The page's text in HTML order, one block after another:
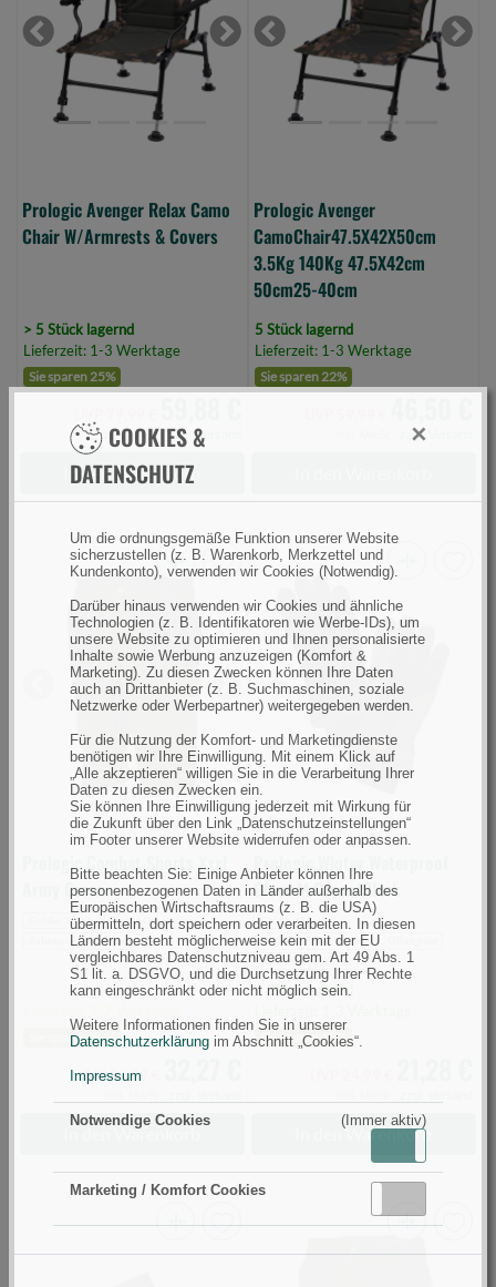
COOKIES &
DATENSCHUTZ
×
Um die ordnungsgemäße Funktion unserer Website
sicherzustellen (z. B. Warenkorb, Merkzettel und
Kundenkonto), verwenden wir Cookies (Notwendig).
Darüber hinaus verwenden wir Cookies und ähnliche
Technologien (z. B. Identifikatoren wie Werbe-IDs), um
unsere Website zu optimieren und Ihnen personalisierte
Inhalte sowie Werbung anzuzeigen (Komfort &
Marketing). Zu diesen Zwecken können Ihre Daten
auch an Drittanbieter (z. B. Suchmaschinen, soziale
Netzwerke oder Werbepartner) weitergegeben werden.
Für die Nutzung der Komfort- und Marketingdienste
benötigen wir Ihre Einwilligung. Mit einem Klick auf
„Alle akzeptieren“ willigen Sie in die Verarbeitung Ihrer
Daten zu diesen Zwecken ein.
Sie können Ihre Einwilligung jederzeit mit Wirkung für
die Zukunft über den Link „Datenschutzeinstellungen“
im Footer unserer Website widerrufen oder anpassen.
Bitte beachten Sie: Einige Anbieter können Ihre
personenbezogenen Daten in Länder außerhalb des
Europäischen Wirtschaftsraums (z. B. die USA)
übermitteln, dort speichern oder verarbeiten. In diesen
Ländern besteht möglicherweise kein mit der EU
vergleichbares Datenschutzniveau gem. Art 49 Abs. 1
S1 lit. a. DSGVO, und die Durchsetzung Ihrer Rechte
kann eingeschränkt oder nicht möglich sein.
Weitere Informationen finden Sie in unserer
Datenschutzerklärung im Abschnitt „Cookies“.
Impressum
Notwendige Cookies (Immer aktiv)
Marketing / Komfort Cookies
Camo
Chair
W/Armrests
Covers
Previous Next
Prologic Avenger Relax Camo
Chair W/Armrests & Covers
> 5 Stück lagernd
Lieferzeit: 1-3 Werktage
Sie sparen 25%
inkl. MwSt., zzgl. Versand
In den Warenkorb
3.5Kg
140Kg
47.5X42cm
50cm25-
40cm
Previous Next
Prologic Avenger
CamoChair47.5X42X50cm
3.5Kg 140Kg 47.5X42cm
50cm25-40cm
5 Stück lagernd
Lieferzeit: 1-3 Werktage
Sie sparen 22%
zzgl. Versand
Combat
Shorts
Previous Next
Prologic Combat Shorts Xxxl
Army Green
Größe XXXL
Farbe Oliv/grün
Jahreszeit Sommer
Sie sparen 19%
UVP 39,99 €
In den Warenkorb
Winter
Waterproof
Glove
M
Green/Black
(Bild
0)
Prologic Winter Waterproof
Glove M Green/Black
Größe M
Farbe Dunkel/Schwarz, Oliv/grün
Jahreszeit Winter
1 Stück lagernd
Sie sparen 15%
In den Warenkorb